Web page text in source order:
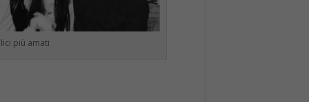
più amati